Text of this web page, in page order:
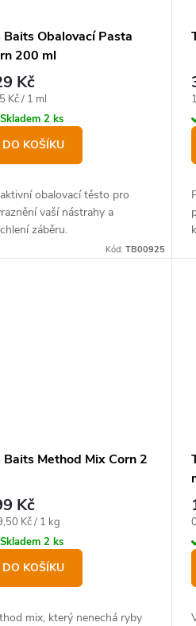
Baits Obalovací Pasta
200 ml
Kč
Kč / 1 ml
Skladem 2 ks
DO KOŠÍKU
obalovací těsto pro
vaší nástrahy a
záběru.
Kód: TB00925
Baits Method Mix Corn 2
Kč
Kč / 1 kg
Skladem 2 ks
DO KOŠÍKU
mix, který nenechá ryby